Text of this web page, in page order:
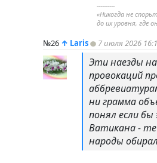
----------
«Никогда не
до их уровня, где
№26 ↑ Laris 7 июля 2026
Эти наезды
провокаций
ни грамма
понял если
Ватикана -
народы